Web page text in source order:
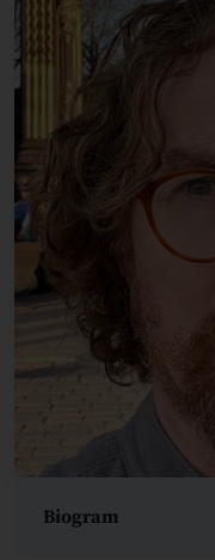
Biogram